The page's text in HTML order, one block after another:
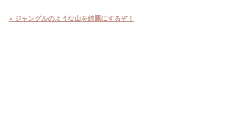
«ジャングルのような山を綺麗にするぞ！